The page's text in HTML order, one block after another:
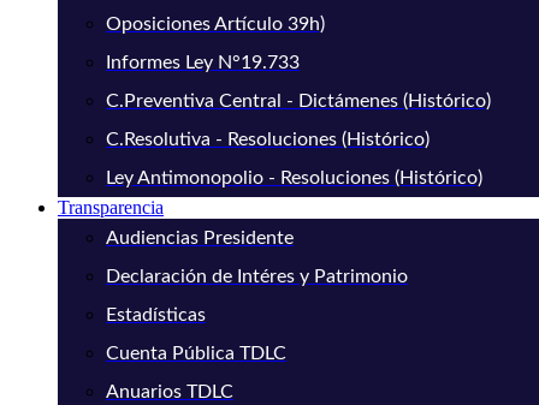
Oposiciones Artículo 39h)
Informes Ley N°19.733
C.Preventiva Central - Dictámenes (Histórico)
C.Resolutiva - Resoluciones (Histórico)
Ley Antimonopolio - Resoluciones (Histórico)
Transparencia
Audiencias Presidente
Declaración de Intéres y Patrimonio
Estadísticas
Cuenta Pública TDLC
Anuarios TDLC